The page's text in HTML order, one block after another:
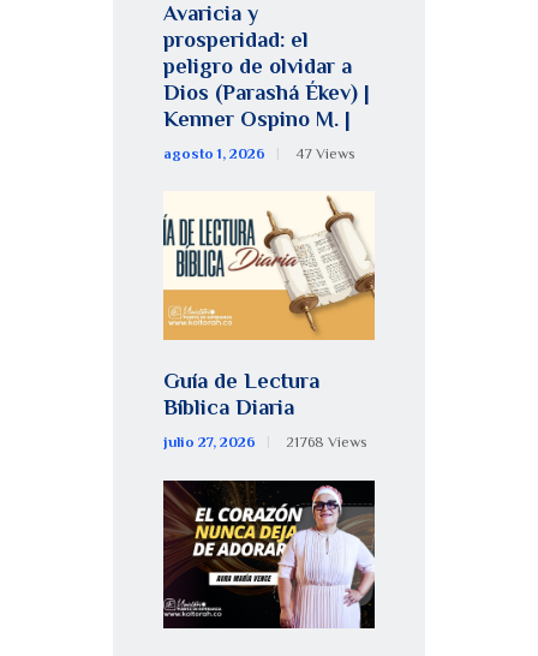
Avaricia y
prosperidad: el
peligro de olvidar a
Dios (Parashá Ékev) |
Kenner Ospino M. |
agosto 1, 2026 47 Views
Guía de Lectura
Bíblica Diaria
julio 27, 2026 21768 Views